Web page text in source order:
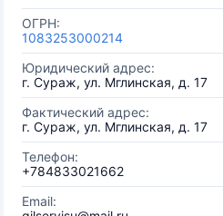
ОГРН:
1083253000214
Юридический адрес:
г. Сураж, ул. Мглинская, д. 17
Фактический адрес:
г. Сураж, ул. Мглинская, д. 17
Телефон:
+784833021662
Email: